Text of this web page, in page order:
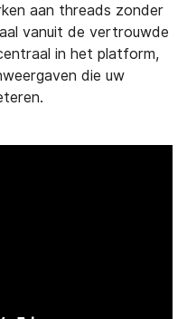
aan threads zonder
vanuit de vertrouwde
in het platform,
die uw